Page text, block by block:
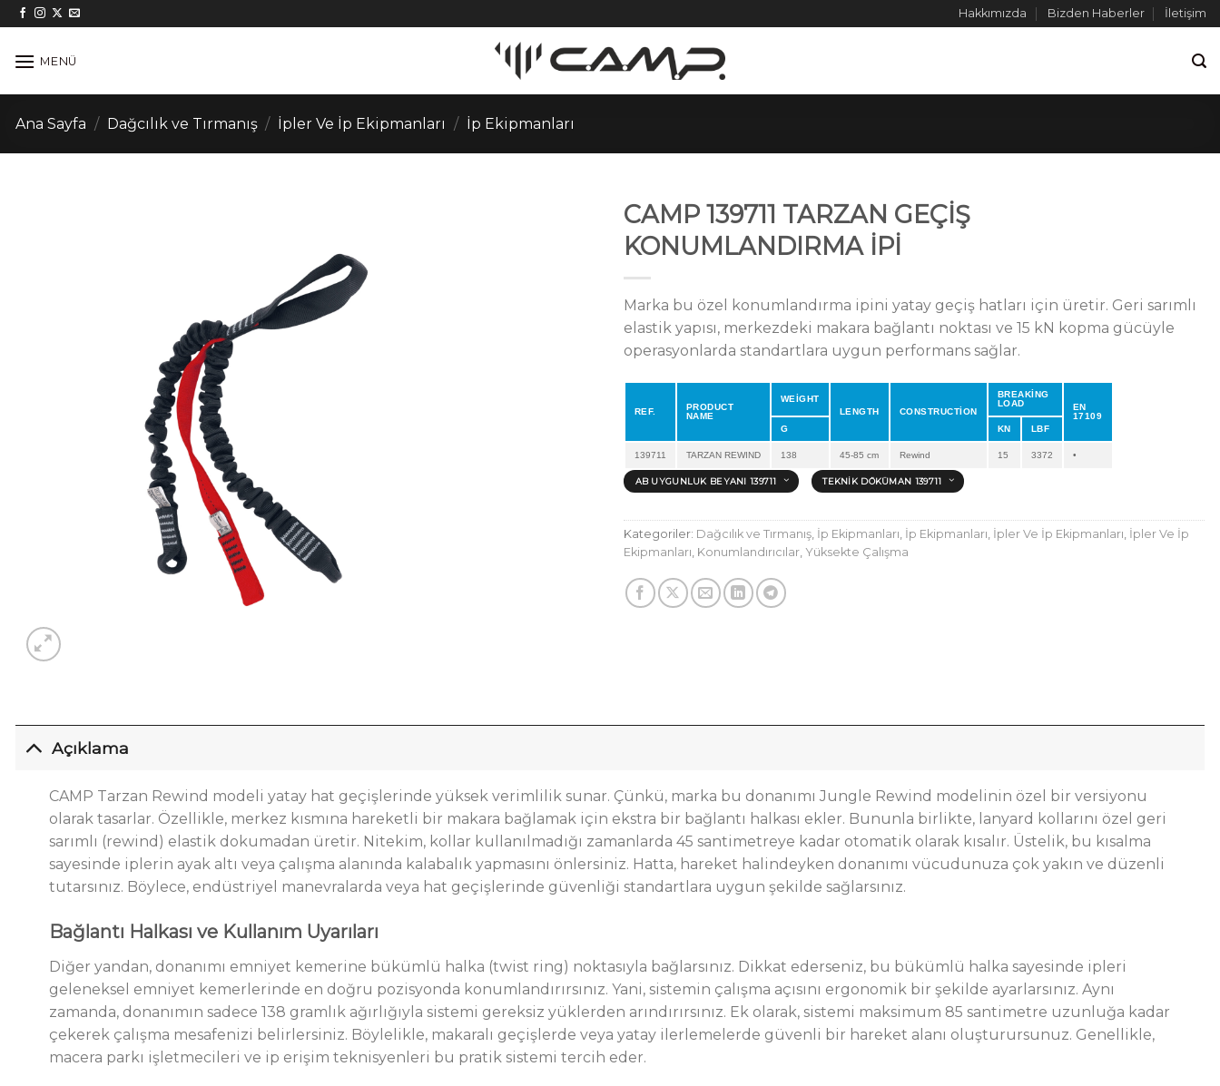
İçeriğe
atla
Hakkımızda Bizden Haberler İletişim
MENÜ
Ana Sayfa / Dağcılık ve Tırmanış / İpler Ve İp Ekipmanları / İp Ekipmanları
CAMP 139711 TARZAN GEÇİŞ
KONUMLANDIRMA İPİ
Marka bu özel konumlandırma ipini yatay geçiş hatları için üretir. Geri sarımlı
elastik yapısı, merkezdeki makara bağlantı noktası ve 15 kN kopma gücüyle
operasyonlarda standartlara uygun performans sağlar.
REF.
PRODUCT
NAME
WEİGHT
LENGTH
CONSTRUCTİON
BREAKİNG
LOAD
EN
17109
G
KN LBF
139711 TARZAN REWIND 138 45-85 cm Rewind 15 3372 •
AB UYGUNLUK BEYANI 139711 TEKNIK DÖKÜMAN 139711
Kategoriler: Dağcılık ve Tırmanış, İp Ekipmanları, İp Ekipmanları, İpler Ve İp Ekipmanları, İpler Ve İp
Ekipmanları, Konumlandırıcılar, Yüksekte Çalışma
Açıklama
CAMP Tarzan Rewind modeli yatay hat geçişlerinde yüksek verimlilik sunar. Çünkü, marka bu donanımı Jungle Rewind modelinin özel bir versiyonu
olarak tasarlar. Özellikle, merkez kısmına hareketli bir makara bağlamak için ekstra bir bağlantı halkası ekler. Bununla birlikte, lanyard kollarını özel geri
sarımlı (rewind) elastik dokumadan üretir. Nitekim, kollar kullanılmadığı zamanlarda 45 santimetreye kadar otomatik olarak kısalır. Üstelik, bu kısalma
sayesinde iplerin ayak altı veya çalışma alanında kalabalık yapmasını önlersiniz. Hatta, hareket halindeyken donanımı vücudunuza çok yakın ve düzenli
tutarsınız. Böylece, endüstriyel manevralarda veya hat geçişlerinde güvenliği standartlara uygun şekilde sağlarsınız.
Bağlantı Halkası ve Kullanım Uyarıları
Diğer yandan, donanımı emniyet kemerine bükümlü halka (twist ring) noktasıyla bağlarsınız. Dikkat ederseniz, bu bükümlü halka sayesinde ipleri
geleneksel emniyet kemerlerinde en doğru pozisyonda konumlandırırsınız. Yani, sistemin çalışma açısını ergonomik bir şekilde ayarlarsınız. Aynı
zamanda, donanımın sadece 138 gramlık ağırlığıyla sistemi gereksiz yüklerden arındırırsınız. Ek olarak, sistemi maksimum 85 santimetre uzunluğa kadar
çekerek çalışma mesafenizi belirlersiniz. Böylelikle, makaralı geçişlerde veya yatay ilerlemelerde güvenli bir hareket alanı oluşturursunuz. Genellikle,
macera parkı işletmecileri ve ip erişim teknisyenleri bu pratik sistemi tercih eder.